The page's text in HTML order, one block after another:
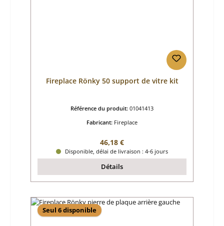
Fireplace Rönky 50 support de vitre kit
Référence du produit: 01041413
Fabricant: Fireplace
Prix régulier :
46,18 €
Disponible, délai de livraison : 4-6 jours
Détails
Seul 6 disponible